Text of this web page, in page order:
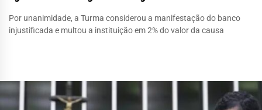
Por unanimidade, a Turma considerou a manifestação do banco
injustificada e multou a instituição em 2% do valor da causa